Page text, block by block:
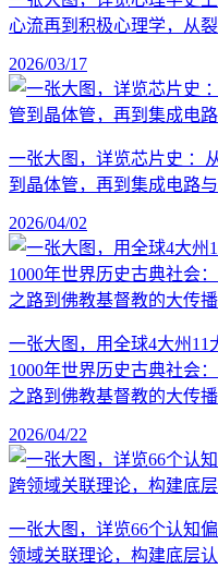
心流再到积极心理学，从
2026/03/17
一张大图，详览芯片史 ：
到晶体管，再到集成电路
2026/04/02
一张大图，用全球4大州
1000年世界历史古典社会
之路到佛教基督教的大传播
2026/04/22
一张大图，详览66个认知
领域关联理论，构建底层